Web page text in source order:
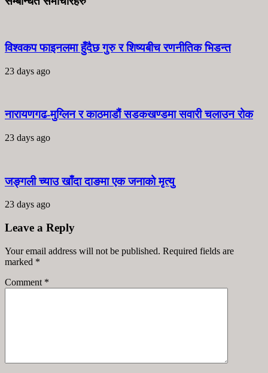
विश्वकप फाइनलमा हुँदैछ गुरु र शिष्यबीच रणनीतिक भिडन्त
23 days ago
नारायणगढ-मुग्लिन र काठमाडौं सडकखण्डमा सवारी चलाउन रोक
23 days ago
जङ्गली च्याउ खाँदा दाङमा एक जनाको मृत्यु
23 days ago
Leave a Reply
Your email address will not be published. Required fields are
marked *
Comment *